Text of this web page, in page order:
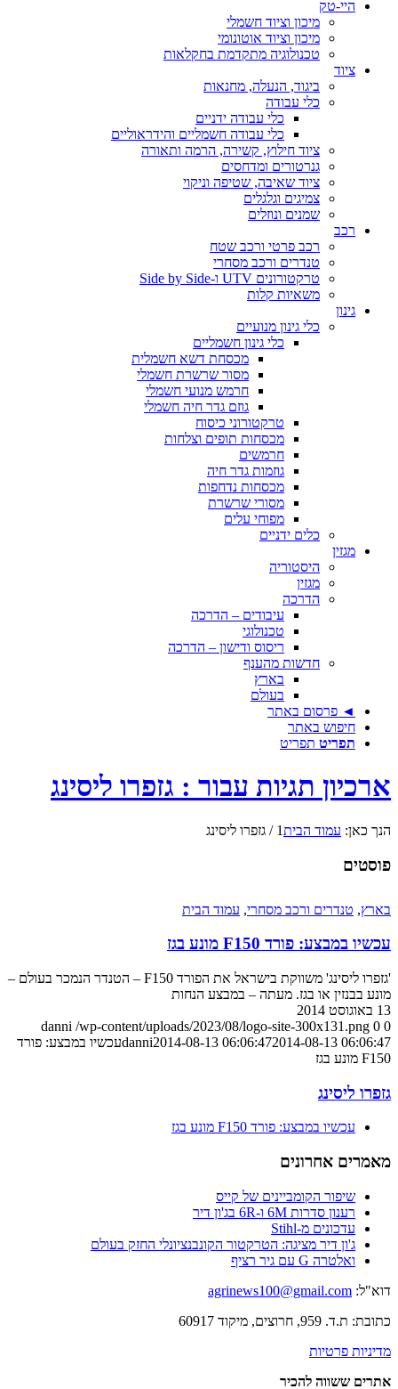
היי-טק
מיכון וציוד חשמלי
מיכון וציוד אוטונומי
טכנולוגיה מתקדמת בחקלאות
ציוד
ביגוד, הנעלה, מחנאות
כלי עבודה
כלי עבודה ידניים
כלי עבודה חשמליים והידראוליים
ציוד חילוץ, קשירה, הרמה ותאורה
גנרטורים ומדחסים
ציוד שאיבה, שטיפה וניקוי
צמיגים וגלגלים
שמנים ונוזלים
רכב
רכב פרטי ורכב שטח
טנדרים ורכב מסחרי
טרקטורונים UTV ו-Side by Side
משאיות קלות
גינון
כלי גינון מנועיים
כלי גינון חשמליים
מכסחת דשא חשמלית
מסור שרשרת חשמלי
חרמש מנועי חשמלי
גוזם גדר חיה חשמלי
טרקטורוני כיסוח
מכסחות תופים וצלחות
חרמשים
גוזמות גדר חיה
מכסחות נדחפות
מסורי שרשרת
מפוחי עלים
כלים ידניים
מגזין
היסטוריה
מגזין
הדרכה
עיבודים – הדרכה
טכנולוגי
ריסוס ודישון – הדרכה
חדשות מהענף
בארץ
בעולם
◄ פרסום באתר
חיפוש באתר
תפריט תפריט
ארכיון תגיות עבור : גזפרו ליסינג
הנך כאן: עמוד הבית1
/ גזפרו ליסינג
פוסטים
בארץ, טנדרים ורכב מסחרי, עמוד הבית
עכשיו במבצע: פורד F150 מונע בגז
'גזפרו ליסינג' משווקת בישראל את הפורד F150 – הטנדר הנמכר בעולם –
מונע בבנזין או בגז. מעתה – במבצע הנחות
13 באוגוסט 2014
0
0
danni /wp-content/uploads/2023/08/logo-site-300x131.png
danni2014-08-13 06:06:472014-08-13 06:06:47
עכשיו במבצע: פורד
F150 מונע בגז
גזפרו ליסינג
עכשיו במבצע: פורד F150 מונע בגז
מאמרים אחרונים
שיפור הקומביינים של קייס
רענון סדרות 6M ו-6R בג'ון דיר
עדכונים מ-Stihl
ג'ון דיר מציגה: הטרקטור הקונבנציונלי החזק בעולם
ואלטרה G עם גיר רציף
דוא"ל: agrinews100@gmail.com
כתובת: ת.ד. 959, חרוצים, מיקוד 60917
מדיניות פרטיות
אתרים ששווה להכיר